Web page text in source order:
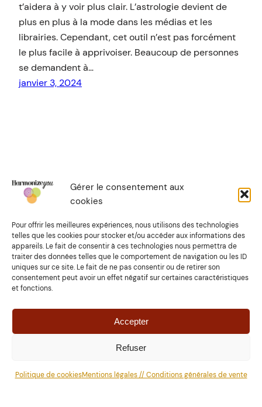
Gérer le consentement aux
cookies
Pour offrir les meilleures expériences, nous utilisons des technologies
telles que les cookies pour stocker et/ou accéder aux informations des
appareils. Le fait de consentir à ces technologies nous permettra de
traiter des données telles que le comportement de navigation ou les ID
uniques sur ce site. Le fait de ne pas consentir ou de retirer son
consentement peut avoir un effet négatif sur certaines caractéristiques
et fonctions.
Accepter
Refuser
Politique de cookiesMentions légales // Conditions générales de vente
t’aidera à y voir plus clair. L’astrologie devient de
plus en plus à la mode dans les médias et les
librairies. Cependant, cet outil n’est pas forcément
le plus facile à apprivoiser. Beaucoup de personnes
se demandent à…
janvier 3, 2024
Faire un don pour soutenir mon travai
ATTENTION :l’accompagnement holistique et les
informations présentes sur ce site ne remplacent en
aucune façon une consultation médicale ou les conseils
d’un Praticien de santé. Seul votre médecin généraliste ou
spécialiste est habilité à l’établissement d’un diagnostic
médical et à l’établissement d’un traitement adapté qui en
Photographies©Charlene dief, Erika Doo, Tessi Morelli,
Martine Wellness
Design : mellesharl.fr // propulsé par WordPress.Politique